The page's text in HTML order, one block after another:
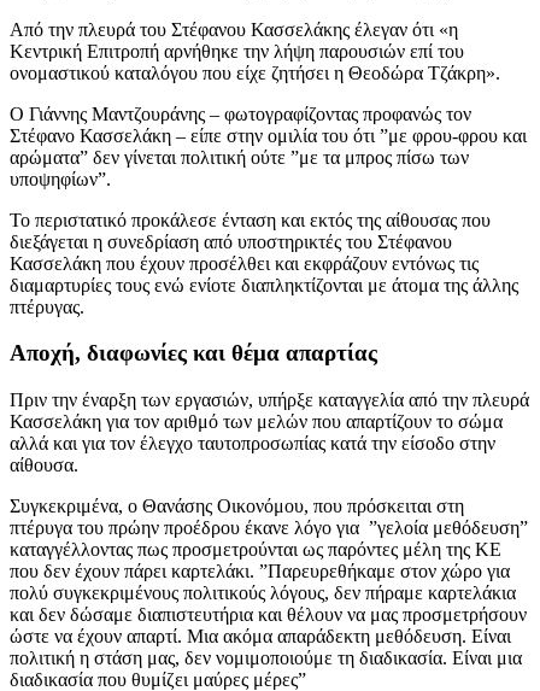
Από την πλευρά του Στέφανου Κασσελάκης έλεγαν ότι «η
Κεντρική Επιτροπή αρνήθηκε την λήψη παρουσιών επί του
ονομαστικού καταλόγου που είχε ζητήσει η Θεοδώρα Τζάκρη».
Ο Γιάννης Μαντζουράνης – φωτογραφίζοντας προφανώς τον
Στέφανο Κασσελάκη – είπε στην ομιλία του ότι ”με φρου-φρου και
αρώματα” δεν γίνεται πολιτική ούτε ”με τα μπρος πίσω των
υποψηφίων”.
Το περιστατικό προκάλεσε ένταση και εκτός της αίθουσας που
διεξάγεται η συνεδρίαση από υποστηρικτές του Στέφανου
Κασσελάκη που έχουν προσέλθει και εκφράζουν εντόνως τις
διαμαρτυρίες τους ενώ ενίοτε διαπληκτίζονται με άτομα της άλλης
πτέρυγας.
Αποχή, διαφωνίες και θέμα απαρτίας
Πριν την έναρξη των εργασιών, υπήρξε καταγγελία από την πλευρά
Κασσελάκη για τον αριθμό των μελών που απαρτίζουν το σώμα
αλλά και για τον έλεγχο ταυτοπροσωπίας κατά την είσοδο στην
αίθουσα.
Συγκεκριμένα, ο Θανάσης Οικονόμου, που πρόσκειται στη
πτέρυγα του πρώην προέδρου έκανε λόγο για ”γελοία μεθόδευση”
καταγγέλλοντας πως προσμετρούνται ως παρόντες μέλη της ΚΕ
που δεν έχουν πάρει καρτελάκι. ”Παρευρεθήκαμε στον χώρο για
πολύ συγκεκριμένους πολιτικούς λόγους, δεν πήραμε καρτελάκια
και δεν δώσαμε διαπιστευτήρια και θέλουν να μας προσμετρήσουν
ώστε να έχουν απαρτί. Μια ακόμα απαράδεκτη μεθόδευση. Είναι
πολιτική η στάση μας, δεν νομιμοποιούμε τη διαδικασία. Είναι μια
διαδικασία που θυμίζει μαύρες μέρες”